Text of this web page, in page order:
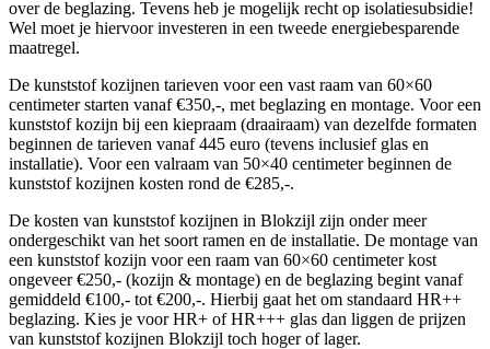
over de beglazing. Tevens heb je mogelijk recht op isolatiesubsidie!
Wel moet je hiervoor investeren in een tweede energiebesparende
maatregel.
De kunststof kozijnen tarieven voor een vast raam van 60×60
centimeter starten vanaf €350,-, met beglazing en montage. Voor een
kunststof kozijn bij een kiepraam (draairaam) van dezelfde formaten
beginnen de tarieven vanaf 445 euro (tevens inclusief glas en
installatie). Voor een valraam van 50×40 centimeter beginnen de
kunststof kozijnen kosten rond de €285,-.
De kosten van kunststof kozijnen in Blokzijl zijn onder meer
ondergeschikt van het soort ramen en de installatie. De montage van
een kunststof kozijn voor een raam van 60×60 centimeter kost
ongeveer €250,- (kozijn & montage) en de beglazing begint vanaf
gemiddeld €100,- tot €200,-. Hierbij gaat het om standaard HR++
beglazing. Kies je voor HR+ of HR+++ glas dan liggen de prijzen
van kunststof kozijnen Blokzijl toch hoger of lager.